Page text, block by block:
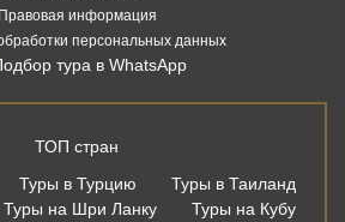
Правовая информация
персональных данных
тура в WhatsApp
ТОП стран
Туры в Турцию
Туры в Таиланд
Туры на Шри Ланку
Туры на Кубу